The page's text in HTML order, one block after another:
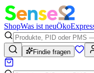
ShopWas ist neuÖko
Findie fragen